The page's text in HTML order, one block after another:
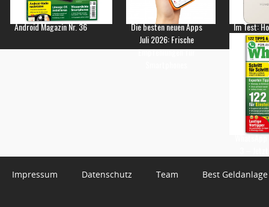
Android Magazin Nr. 36
Die besten neuen Apps
Juli 2026: Frische
Empfehlungen für
Im Test:
Impressum Datenschutz Team Best Geldanlage